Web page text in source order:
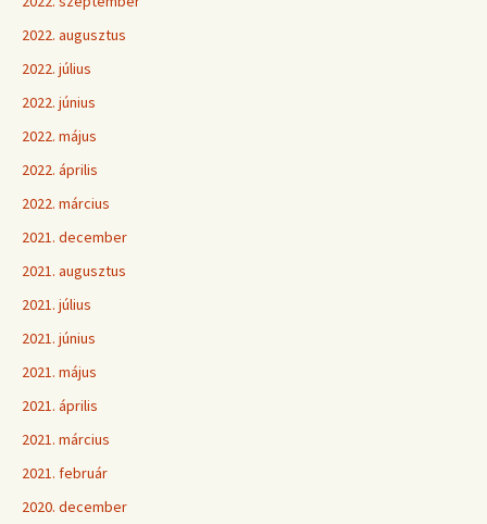
2022. augusztus
2022. július
2022. június
2022. május
2022. április
2022. március
2021. december
2021. augusztus
2021. július
2021. június
2021. május
2021. április
2021. március
2021. február
2020. december